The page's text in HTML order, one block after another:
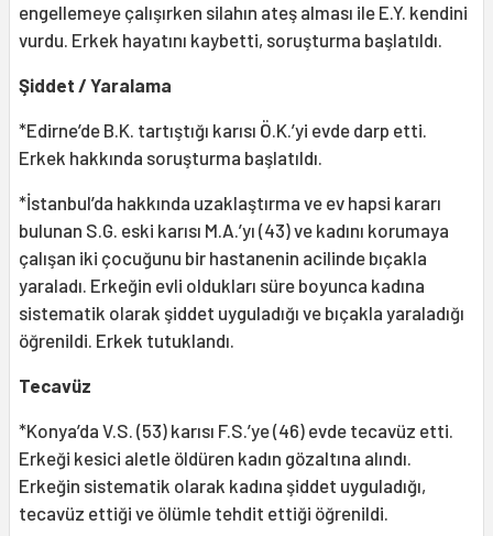
engellemeye çalışırken silahın ateş alması ile E.Y. kendini
vurdu. Erkek hayatını kaybetti, soruşturma başlatıldı.
Şiddet / Yaralama
*Edirne’de B.K. tartıştığı karısı Ö.K.’yi evde darp etti.
Erkek hakkında soruşturma başlatıldı.
*İstanbul’da hakkında uzaklaştırma ve ev hapsi kararı
bulunan S.G. eski karısı M.A.’yı (43) ve kadını korumaya
çalışan iki çocuğunu bir hastanenin acilinde bıçakla
yaraladı. Erkeğin evli oldukları süre boyunca kadına
sistematik olarak şiddet uyguladığı ve bıçakla yaraladığı
öğrenildi. Erkek tutuklandı.
Tecavüz
*Konya’da V.S. (53) karısı F.S.’ye (46) evde tecavüz etti.
Erkeği kesici aletle öldüren kadın gözaltına alındı.
Erkeğin sistematik olarak kadına şiddet uyguladığı,
tecavüz ettiği ve ölümle tehdit ettiği öğrenildi.